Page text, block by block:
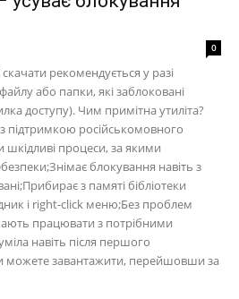
0
рекомендується у разі
або папки, які заблоковані
доступу). Чим примітна утиліта?
російськомовного
шкідливі процеси, за якими
блокування навіть з
з памяті бібліотеки
і right-click меню;Без проблем
працювати з потрібними
навіть після першого
можете завантажити, перейшовши за